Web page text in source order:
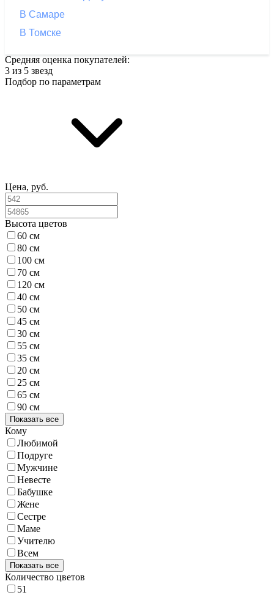
В Самаре
В Томске
Средняя оценка покупателей:
3 из 5 звезд
Подбор по параметрам
Цена, руб.
Высота цветов
60 см
80 см
100 см
70 см
120 см
40 см
50 см
45 см
30 см
55 см
35 см
20 см
25 см
65 см
90 см
Показать все
Кому
Любимой
Подруге
Мужчине
Невесте
Бабушке
Жене
Сестре
Маме
Учителю
Всем
Показать все
Количество цветов
51